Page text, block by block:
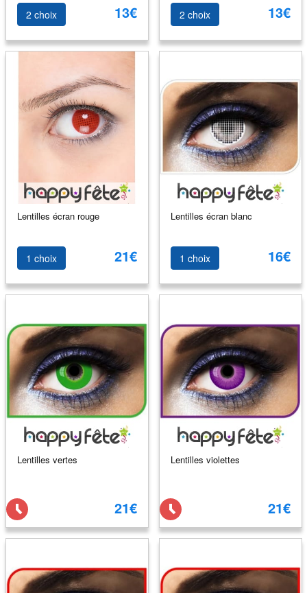
2 choix 13€ 2 choix 13€
Lentilles écran rouge
1 choix 21€
Lentilles écran blanc
1 choix 16€
Lentilles vertes
21€
Lentilles violettes
21€